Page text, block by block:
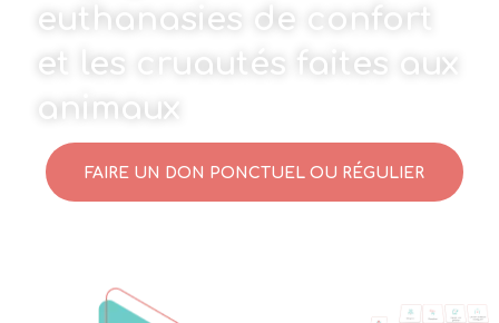
euthanasies de confort
et les cruautés faites aux
animaux
FAIRE UN DON PONCTUEL OU RÉGULIER